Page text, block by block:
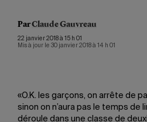
ParClaude Gauvreau
22 janvier 2018 à 15 h 01
Mis à jour le 30 janvier 2018 à 14 h 01
«O.K. les garçons, on arrête de
sinon on n’aura pas le temps de
déroule dans une classe de